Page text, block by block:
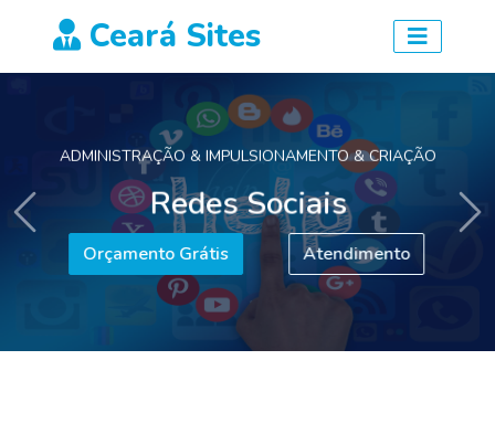
Ceará Sites
ADMINISTRAÇÃO & IMPULSIONAMENTO & CRIAÇÃO
Redes Sociais
Orçamento Grátis Atendimento
Anterior